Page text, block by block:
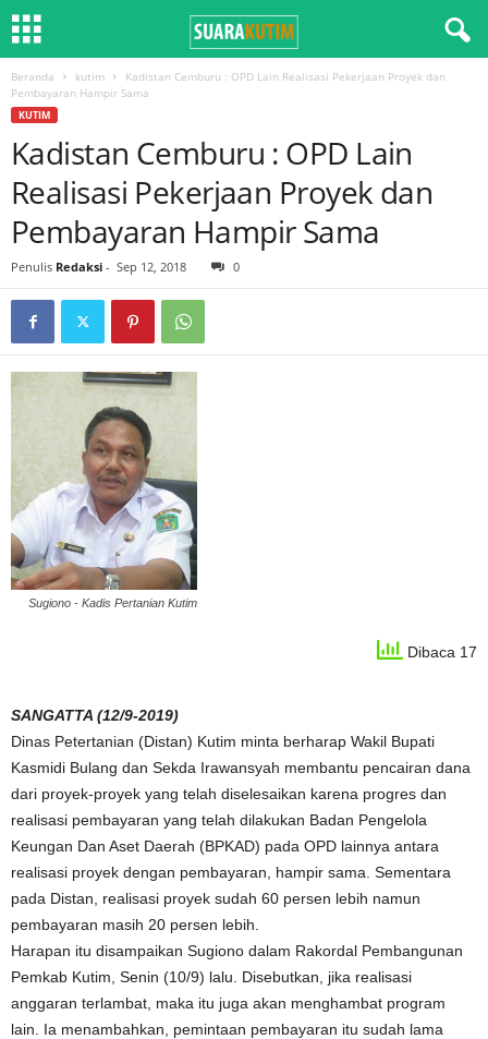
Beranda kutim
Kadistan Cemburu : OPD Lain Realisasi Pekerjaan Proyek dan
Pembayaran Hampir Sama
KUTIM
Kadistan Cemburu : OPD Lain
Realisasi Pekerjaan Proyek dan
Pembayaran Hampir Sama
Penulis Redaksi - Sep 12, 2018 0
Sugiono - Kadis Pertanian Kutim
Dibaca 17
SANGATTA (12/9-2019)
Dinas Petertanian (Distan) Kutim minta berharap Wakil Bupati
Kasmidi Bulang dan Sekda Irawansyah membantu pencairan dana
dari proyek-proyek yang telah diselesaikan karena progres dan
realisasi pembayaran yang telah dilakukan Badan Pengelola
Keungan Dan Aset Daerah (BPKAD) pada OPD lainnya antara
realisasi proyek dengan pembayaran, hampir sama. Sementara
pada Distan, realisasi proyek sudah 60 persen lebih namun
pembayaran masih 20 persen lebih.
Harapan itu disampaikan Sugiono dalam Rakordal Pembangunan
Pemkab Kutim, Senin (10/9) lalu. Disebutkan, jika realisasi
anggaran terlambat, maka itu juga akan menghambat program
lain. Ia menambahkan, pemintaan pembayaran itu sudah lama